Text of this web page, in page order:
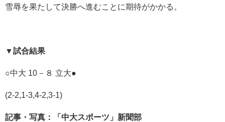
雪辱を果たして決勝へ進むことに期待がかかる。
▼試合結果
○中大 10－８ 立大●
(2-2,1-3,4-2,3-1)
記事・写真： 「中大スポーツ」新聞部